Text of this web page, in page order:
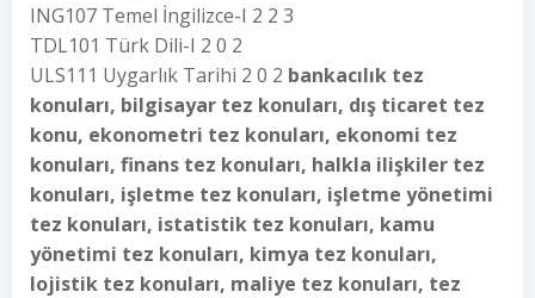
ING107 Temel İngilizce-I 2 2 3
TDL101 Türk Dili-I 2 0 2
ULS111 Uygarlık Tarihi 2 0 2 bankacılık tez
konuları, bilgisayar tez konuları, dış ticaret tez
konu, ekonometri tez konuları, ekonomi tez
konuları, finans tez konuları, halkla ilişkiler tez
konuları, işletme tez konuları, işletme yönetimi
tez konuları, istatistik tez konuları, kamu
yönetimi tez konuları, kimya tez konuları,
lojistik tez konuları, maliye tez konuları, tez